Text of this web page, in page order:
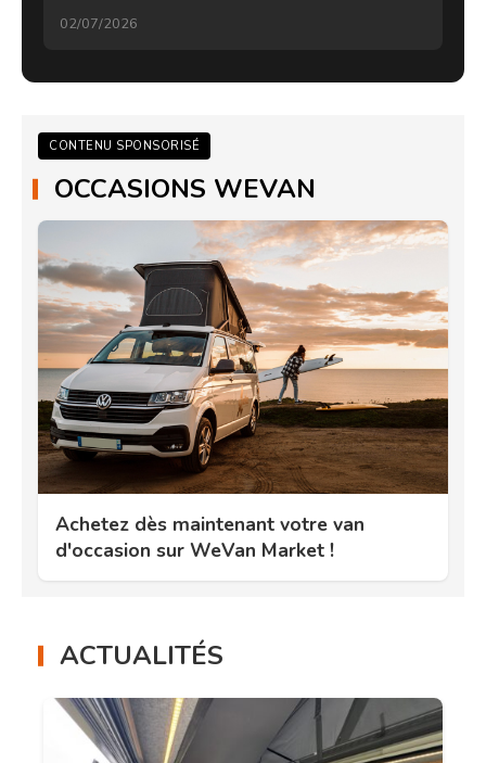
02/07/2026
CONTENU SPONSORISÉ
OCCASIONS WEVAN
Achetez dès maintenant votre van
d'occasion sur WeVan Market !
ACTUALITÉS